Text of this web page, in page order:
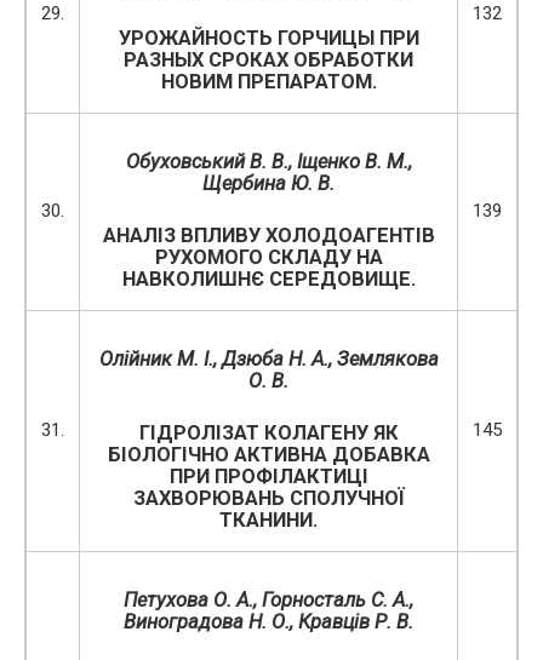
29.
УРОЖАЙНОСТЬ ГОРЧИЦЫ ПРИ
РАЗНЫХ СРОКАХ ОБРАБОТКИ
НОВИМ ПРЕПАРАТОМ.
132
30.
Обуховський В. В., Іщенко В. М.,
Щербина Ю. В.
АНАЛІЗ ВПЛИВУ ХОЛОДОАГЕНТІВ
РУХОМОГО СКЛАДУ НА
НАВКОЛИШНЄ СЕРЕДОВИЩЕ.
139
31.
Олійник М. І., Дзюба Н. А., Землякова
О. В.
ГІДРОЛІЗАТ КОЛАГЕНУ ЯК
БІОЛОГІЧНО АКТИВНА ДОБАВКА
ПРИ ПРОФІЛАКТИЦІ
ЗАХВОРЮВАНЬ СПОЛУЧНОЇ
ТКАНИНИ.
145
Петухова О. А., Горносталь С. А.,
Виноградова Н. О., Кравців Р. В.